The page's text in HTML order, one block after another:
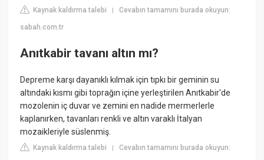
Kaynak kaldırma talebi |Cevabın tamamını burada okuyun:
sabah.com.tr
Anıtkabir tavanı altın mı?
Depreme karşı dayanıklı kılmak için tıpkı bir geminin su
altındaki kısmı gibi toprağın içine yerleştirilen Anıtkabir'de
mozolenin iç duvar ve zemini en nadide mermerlerle
kaplanırken, tavanları renkli ve altın varaklı İtalyan
mozaikleriyle süslenmiş.
Kaynak kaldırma talebi |Cevabın tamamını burada okuyun: